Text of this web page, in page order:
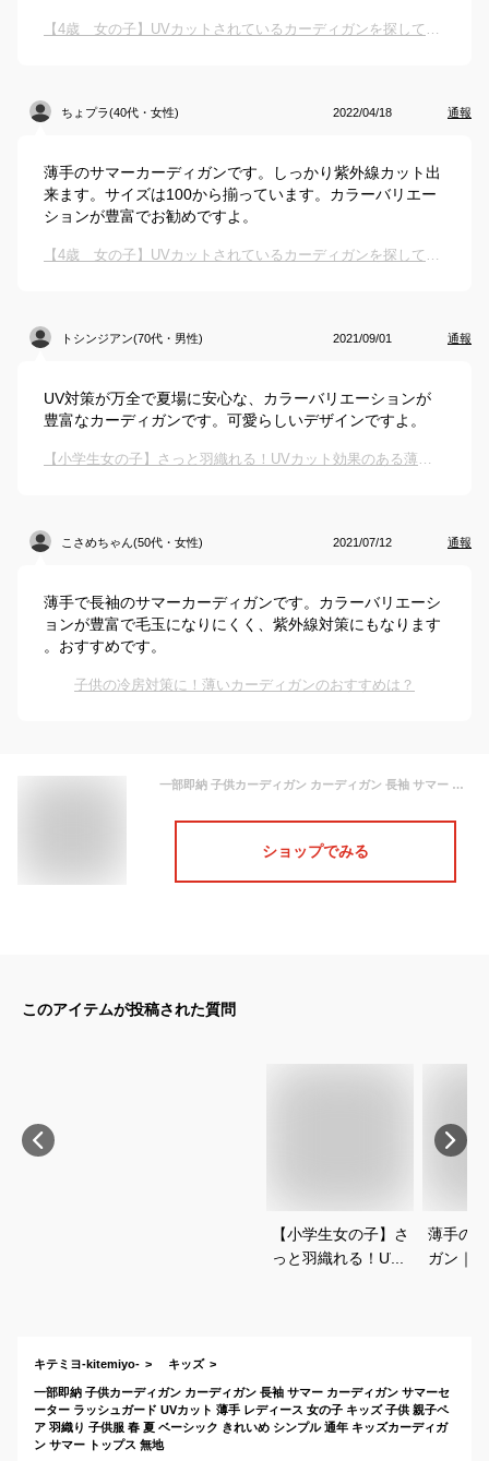
【4歳 女の子】UVカットされているカーディガンを探しています・・・！
ちょプラ(40代・女性) 2022/04/18 通報
薄手のサマーカーディガンです。しっかり紫外線カット出
来ます。サイズは100から揃っています。カラーバリエー
ションが豊富でお勧めですよ。
【4歳 女の子】UVカットされているカーディガンを探しています・・・！
トシンジアン(70代・男性) 2021/09/01 通報
UV対策が万全で夏場に安心な、カラーバリエーションが
豊富なカーディガンです。可愛らしいデザインですよ。
【小学生女の子】さっと羽織れる！UVカット効果のある薄手カーディガンって？
こさめちゃん(50代・女性) 2021/07/12 通報
薄手で長袖のサマーカーディガンです。カラーバリエーシ
ョンが豊富で毛玉になりにくく、紫外線対策にもなります
。おすすめです。
子供の冷房対策に！薄いカーディガンのおすすめは？
一部即納 子供カーディガン カーディガン 長袖 サマー カーディガン サマーセーター ラッシュガード UVカット 薄手 レディース 女の子 キッズ 子供 親子ペア 羽織り 子供服 春 夏 ベーシック きれいめ シンプル 通年 キッズカーディガン サマー トップス 無地
ショップでみる
このアイテムが投稿された質問
【小学生女の子】さ
っと羽織れる！UVカ
薄手の
ガン｜
キテミヨ-kitemiyo- キッズ
一部即納 子供カーディガン カーディガン 長袖 サマー カーディガン サマーセ
ーター ラッシュガード UVカット 薄手 レディース 女の子 キッズ 子供 親子ペ
ア 羽織り 子供服 春 夏 ベーシック きれいめ シンプル 通年 キッズカーディガ
ン サマー トップス 無地